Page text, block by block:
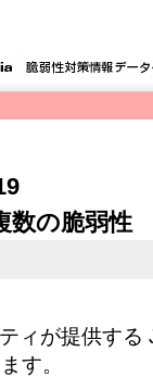
数の脆弱性
ィが提供する
す。